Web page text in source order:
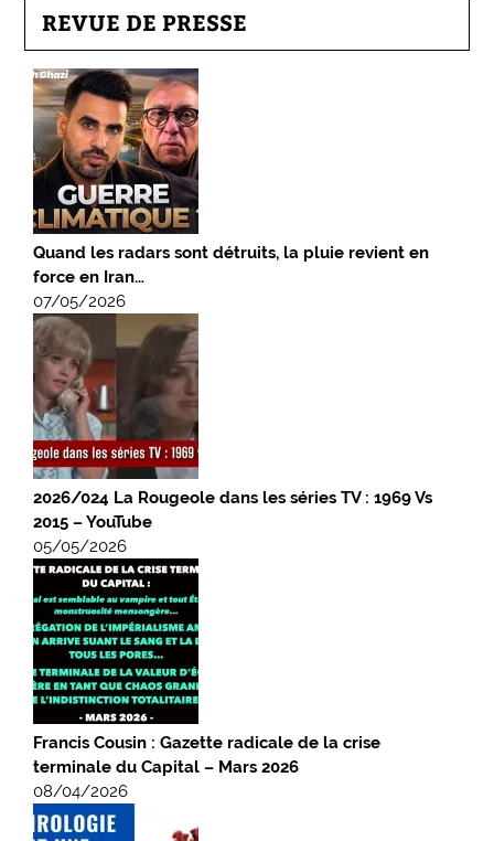
REVUE DE PRESSE
Quand les radars sont détruits, la pluie revient en
force en Iran…
07/05/2026
2026/024 La Rougeole dans les séries TV : 1969 Vs
2015 – YouTube
05/05/2026
Francis Cousin : Gazette radicale de la crise
terminale du Capital – Mars 2026
08/04/2026